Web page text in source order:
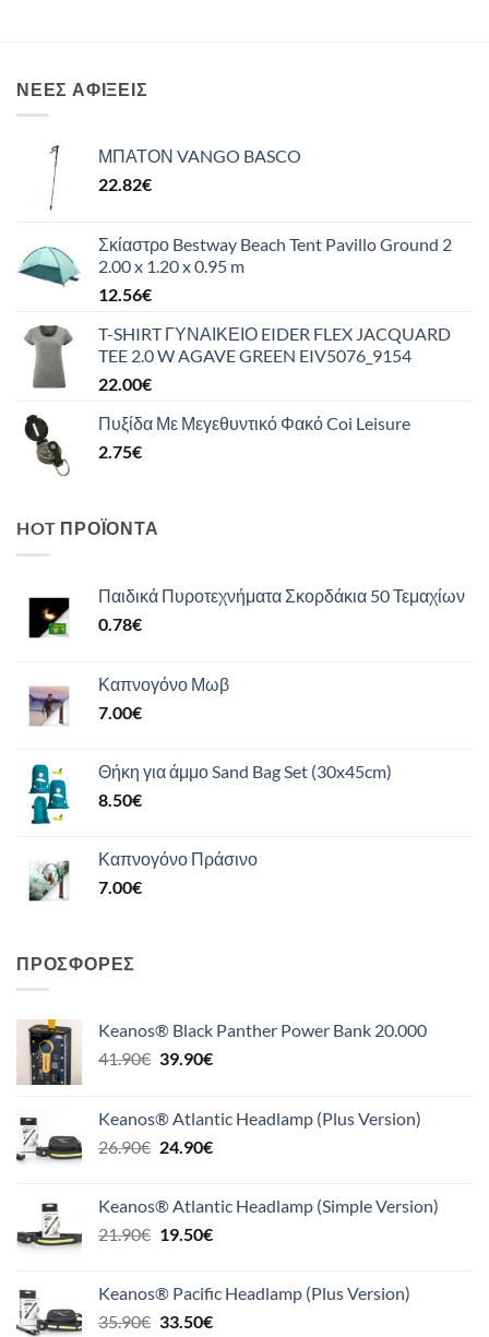
ΝΈΕΣ ΑΦΊΞΕΙΣ
ΜΠΑΤΟΝ VANGO BASCO
22.82€
Σκίαστρο Bestway Beach Tent Pavillo Ground 2
2.00 x 1.20 x 0.95 m
12.56€
T-SHIRT ΓΥΝΑΙΚΕΙΟ EIDER FLEX JACQUARD
TEE 2.0 W AGAVE GREEN EIV5076_9154
22.00€
Πυξίδα Με Μεγεθυντικό Φακό Coi Leisure
2.75€
HOT ΠΡΟΪΌΝΤΑ
Παιδικά Πυροτεχνήματα Σκορδάκια 50 Τεμαχίων
0.78€
Καπνογόνο Μωβ
7.00€
Θήκη για άμμο Sand Bag Set (30x45cm)
8.50€
Καπνογόνο Πράσινο
7.00€
ΠΡΟΣΦΟΡΈΣ
Keanos® Black Panther Power Bank 20.000
41.90€ Original
41.90€.
39.90€Η
είναι:
39.90€.
Keanos® Atlantic Headlamp (Plus Version)
26.90€ Original
26.90€.
24.90€Η
είναι:
24.90€.
Keanos® Atlantic Headlamp (Simple Version)
21.90€ Original
21.90€.
19.50€Η
είναι:
19.50€.
Keanos® Pacific Headlamp (Plus Version)
35.90€ Original
33.50€Η